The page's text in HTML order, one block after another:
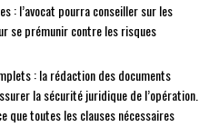
: l’avocat pourra conseiller sur les
se prémunir contre les risques
: la rédaction des documents
la sécurité juridique de l’opération.
que toutes les clauses nécessaires